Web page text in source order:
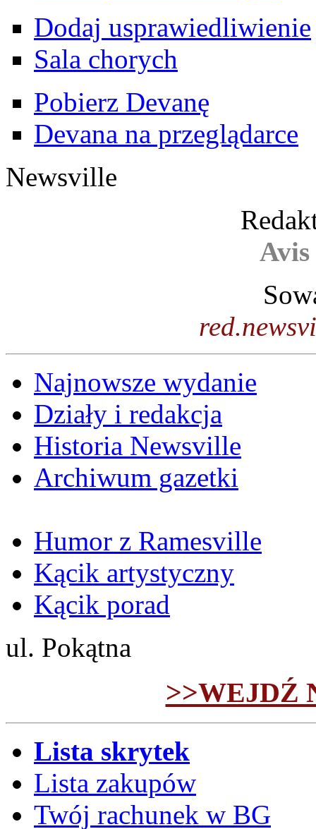
Dodaj usprawiedliwienie
Sala chorych
Pobierz Devanę
Devana na przeglądarce
Newsville
Najnowsze wydanie
Działy i redakcja
Historia Newsville
Archiwum gazetki
Humor z Ramesville
Kącik artystyczny
Kącik porad
ul. Pokątna
>>WEJDŹ
Lista skrytek
Lista zakupów
Twój rachunek w BG